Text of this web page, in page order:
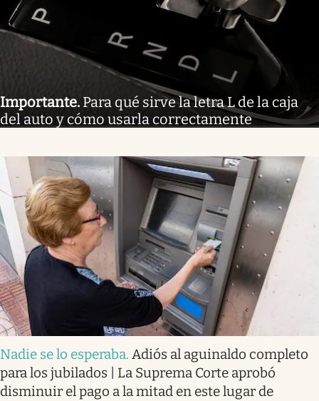
Importante. Para qué sirve la letra L de la caja
del auto y cómo usarla correctamente
Nadie se lo esperaba. Adiós al aguinaldo completo
para los jubilados | La Suprema Corte aprobó
disminuir el pago a la mitad en este lugar de